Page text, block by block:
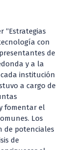
“Estrategias
con
de
y a la
institución
a cargo de
fomentar el
Los
de potenciales
de